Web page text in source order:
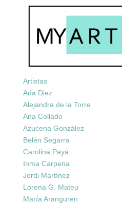
Artistas
Ada Diez
Alejandra de la Torre
Ana Collado
Azucena González
Belén Segarra
Carolina Payá
Inma Carpena
Jordi Martínez
Lorena G. Mateu
María Aranguren